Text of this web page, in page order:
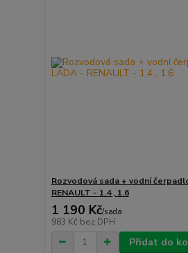
Rozvodová sada + vodní
RENAULT - 1.4 , 1.6
1 190 Kč/sada
983 Kč bez DPH
Přidat do